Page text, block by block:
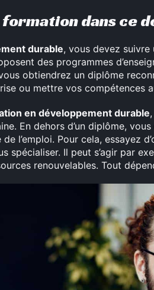
dans ce
durable, vous devez suivre
des programmes
obtiendrez un diplôme
ou mettre vos compétences
en développement durable
En dehors d’un diplôme,
l’emploi. Pour cela, essayez
spécialiser. Il peut s’agir par
renouvelables. Tout